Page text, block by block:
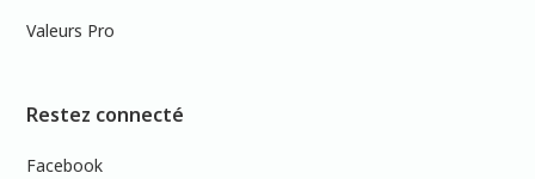
Valeurs Pro
Restez connecté
Facebook